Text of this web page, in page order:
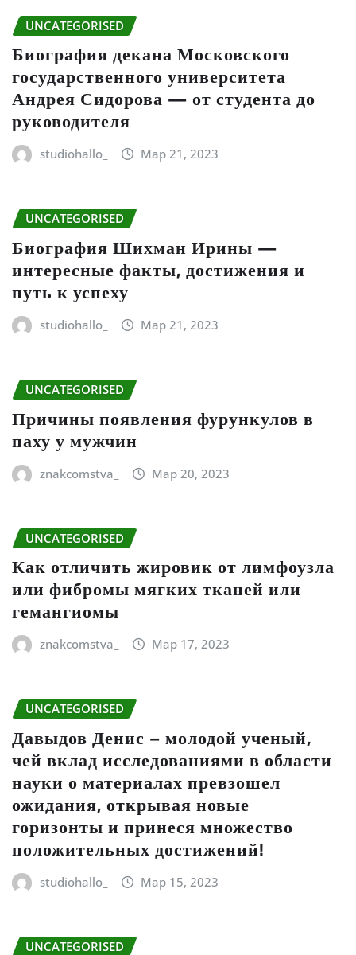
UNCATEGORISED
Биография декана Московского
государственного университета
Андрея Сидорова — от студента до
руководителя
studiohallo_ Мар 21, 2023
UNCATEGORISED
Биография Шихман Ирины —
интересные факты, достижения и
путь к успеху
studiohallo_ Мар 21, 2023
UNCATEGORISED
Причины появления фурункулов в
паху у мужчин
znakcomstva_ Мар 20, 2023
UNCATEGORISED
Как отличить жировик от лимфоузла
или фибромы мягких тканей или
гемангиомы
znakcomstva_ Мар 17, 2023
UNCATEGORISED
Давыдов Денис – молодой ученый,
чей вклад исследованиями в области
науки о материалах превзошел
ожидания, открывая новые
горизонты и принеся множество
положительных достижений!
studiohallo_ Мар 15, 2023
UNCATEGORISED